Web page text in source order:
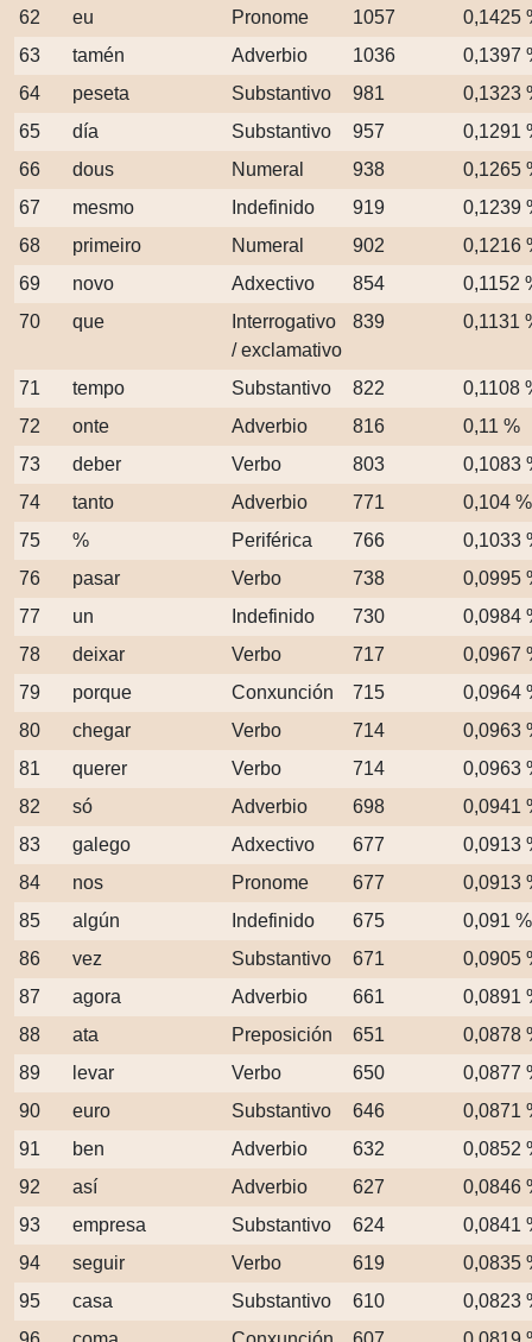
62 eu Pronome 1057
0,1425
63
tamén Adverbio 1036
0,1397
64
peseta Substantivo 981
0,1323
65
día Substantivo 957
0,1291
66
dous Numeral 938
0,1265
67
mesmo Indefinido 919
0,1239
68
primeiro Numeral 902
0,1216
69
novo Adxectivo 854
0,1152
70
que
Interrogativo
/ exclamativo
839 0,1131
71 tempo Substantivo 822
0,1108
72
onte Adverbio 816
0,11 %
73
deber Verbo 803
0,1083
74
tanto Adverbio 771
0,104 %
75
% Periférica 766
0,1033
76
pasar Verbo 738
0,0995
77
un Indefinido 730
0,0984
78
deixar Verbo 717
0,0967
79
porque Conxunción 715
0,0964
80
chegar Verbo 714
0,0963
81
querer Verbo 714
0,0963
82
só Adverbio 698
0,0941
83
galego Adxectivo 677
0,0913
84
nos Pronome 677
0,0913
85
algún Indefinido 675
0,091 %
86
vez Substantivo 671
0,0905
87
agora Adverbio 661
0,0891
88
ata Preposición 651
0,0878
89
levar Verbo 650
0,0877
90
euro Substantivo 646
0,0871
91
ben Adverbio 632
0,0852
92
así Adverbio 627
0,0846
93
empresa Substantivo 624
0,0841
94
seguir Verbo 619
0,0835
95
casa Substantivo 610
0,0823